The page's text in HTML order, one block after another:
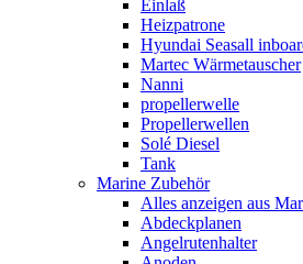
Einlaß
Heizpatrone
Hyundai Seasall
Martec Wärmetauscher
Nanni
propellerwelle
Propellerwellen
Solé Diesel
Tank
Marine Zubehör
Alles anzeigen aus
Abdeckplanen
Angelrutenhalter